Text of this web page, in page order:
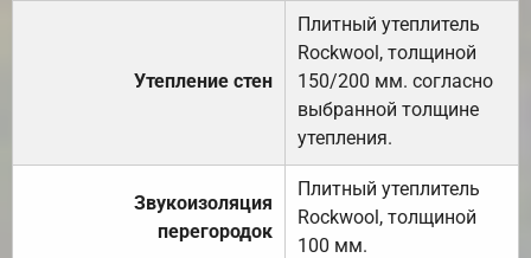
Утепление стен
Плитный утеплитель
Rockwool, толщиной
150/200 мм. согласно
выбранной толщине
утепления.
Звукоизоляция
перегородок
Плитный утеплитель
Rockwool, толщиной
100 мм.